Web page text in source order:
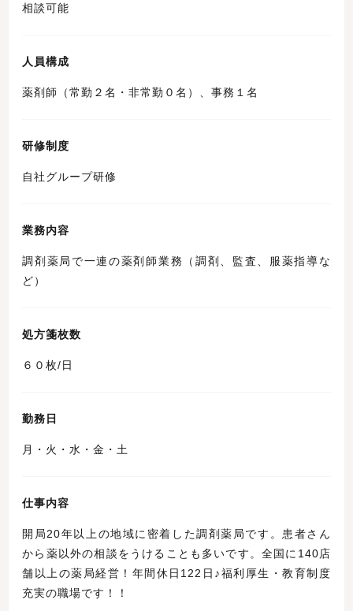
相談可能
人員構成
薬剤師（常勤２名・非常勤０名）、事務１名
研修制度
自社グループ研修
業務内容
調剤薬局で一連の薬剤師業務（調剤、監査、服薬指導な
ど）
処方箋枚数
６０枚/日
勤務日
月・火・水・金・土
仕事内容
開局20年以上の地域に密着した調剤薬局です。患者さん
から薬以外の相談をうけることも多いです。全国に140店
舗以上の薬局経営！年間休日122日♪福利厚生・教育制度
充実の職場です！！